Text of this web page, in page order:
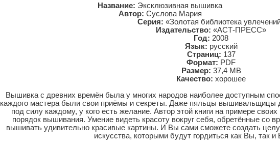
Название: Эксклюзивная вышивка
Автор: Суслова Мария
Серия: «Золотая библиотека
Издательство: «АСТ-ПРЕСС»
Год: 2008
Язык: русский
Страниц: 137
Формат: PDF
Размер: 37,4 MB
Качество: хорошее
Вышивка с древних времён была у многих народов наиболее доступным
каждого мастера были свои приёмы и секреты. Даже пяльцы вышивальщицы
под силу каждому, у кого есть желание. Автор этой книги на примере
порядок вышивания. Умение видеть красоту вокруг себя, обретённые со
вышивать удивительно красивые картины. И Вы сами сможете создать
искусства, которыми будут гордиться как Вы, так